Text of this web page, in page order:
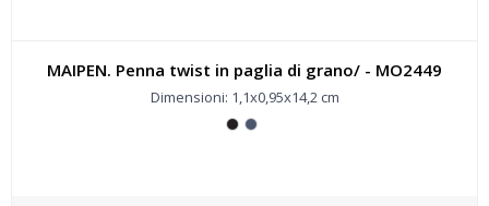
MAIPEN. Penna twist in paglia di grano/ - MO2449
Dimensioni: 1,1x0,95x14,2 cm